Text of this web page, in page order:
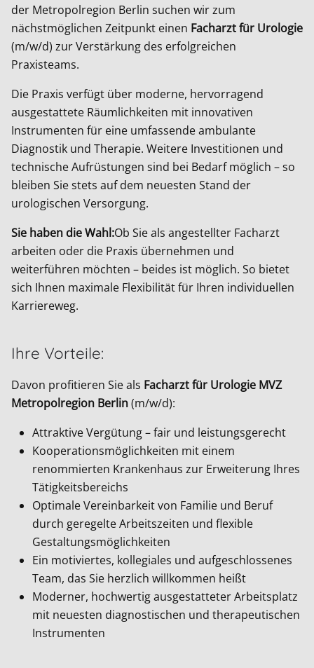
der Metropolregion Berlin suchen wir zum
nächstmöglichen Zeitpunkt einen Facharzt für Urologie
(m/w/d) zur Verstärkung des erfolgreichen
Praxisteams.
Die Praxis verfügt über moderne, hervorragend
ausgestattete Räumlichkeiten mit innovativen
Instrumenten für eine umfassende ambulante
Diagnostik und Therapie. Weitere Investitionen und
technische Aufrüstungen sind bei Bedarf möglich – so
bleiben Sie stets auf dem neuesten Stand der
urologischen Versorgung.
Sie haben die Wahl:Ob Sie als angestellter Facharzt
arbeiten oder die Praxis übernehmen und
weiterführen möchten – beides ist möglich. So bietet
sich Ihnen maximale Flexibilität für Ihren individuellen
Karriereweg.
Ihre Vorteile:
Davon profitieren Sie als Facharzt für Urologie MVZ
Metropolregion Berlin(m/w/d):
Attraktive Vergütung – fair und leistungsgerecht
Kooperationsmöglichkeiten mit einem
renommierten Krankenhaus zur Erweiterung Ihres
Tätigkeitsbereichs
Optimale Vereinbarkeit von Familie und Beruf
durch geregelte Arbeitszeiten und flexible
Gestaltungsmöglichkeiten
Ein motiviertes, kollegiales und aufgeschlossenes
Team, das Sie herzlich willkommen heißt
Moderner, hochwertig ausgestatteter Arbeitsplatz
mit neuesten diagnostischen und therapeutischen
Instrumenten